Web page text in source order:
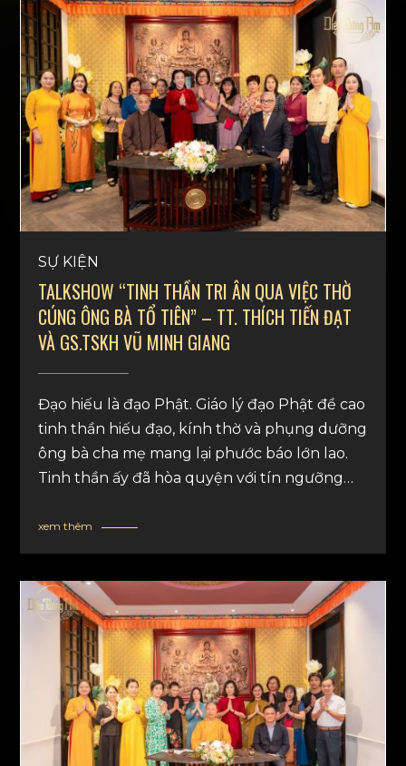
Từ cùng các Phật tự tham dự chương trình.
SỰ KIỆN
TALKSHOW “TINH THẦN TRI ÂN QUA VIỆC THỜ
CÚNG ÔNG BÀ TỔ TIÊN” – TT. THÍCH TIẾN ĐẠT
VÀ GS.TSKH VŨ MINH GIANG
Đạo hiếu là đạo Phật. Giáo lý đạo Phật đề cao
tinh thần hiếu đạo, kính thờ và phụng dưỡng
ông bà cha mẹ mang lại phước báo lớn lao.
Tinh thần ấy đã hòa quyện với tín ngưỡng
nếp sống đạo đức được lưu truyền ngàn đời
trong dòng chảy của văn hóa dân tộc. Cả vũ
đều bắt đầu bằng chữ Ân.
xem thêm